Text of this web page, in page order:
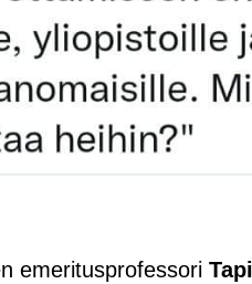
emeritusprofessori